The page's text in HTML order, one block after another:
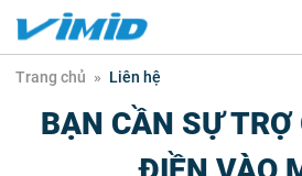
Trang chủ » Liên hệ
BẠN CẦN SỰ TRỢ